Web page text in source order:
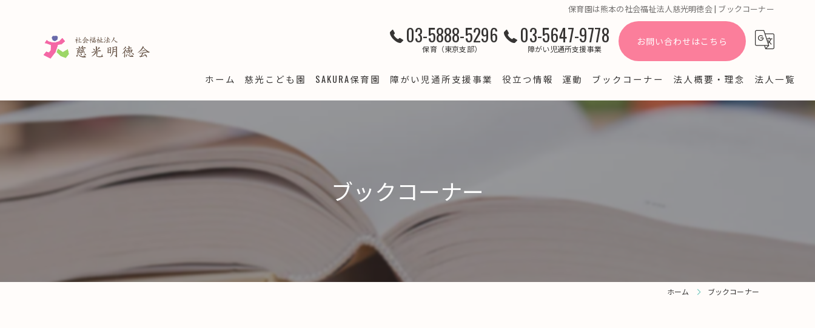
保育園は熊本の社会福祉法人慈光明徳会 | ブックコーナー
03-5888-5296
保育（東京支部）
03-5647-9778
障がい児通所支援事業
お問い合わせはこちら
ホーム 慈光こども園
子育て支援
一時預かり・病児保育事業
SAKURA保育園
SAKURA保育園 西新井
ＳＡＫＵＲＡ保育園西新井 スクワク報告書
SAKURA保育園 竹の塚
すくわくプログラム 報告
SAKURA保育園 千川
障がい児通所支援事業
LSJ梅島
役立つ情報 運動 ブックコーナー 法人概要・理念 法人一覧
ブックコーナー
ホーム ブックコーナー